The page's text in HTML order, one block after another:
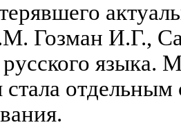
Гозман И.Г.,
языка.
стала